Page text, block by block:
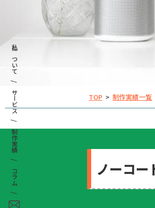
私について /
サービス /
制作実績 /
コラム /
TOP > 制作実績一覧
ノーコー